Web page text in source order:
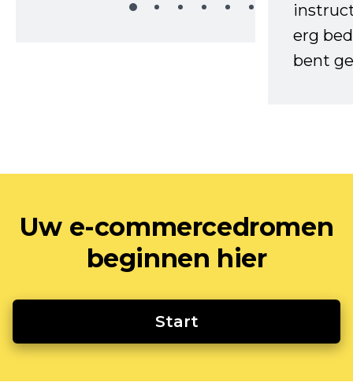
erg
bent
Uw e-commercedromen
beginnen hier
Start